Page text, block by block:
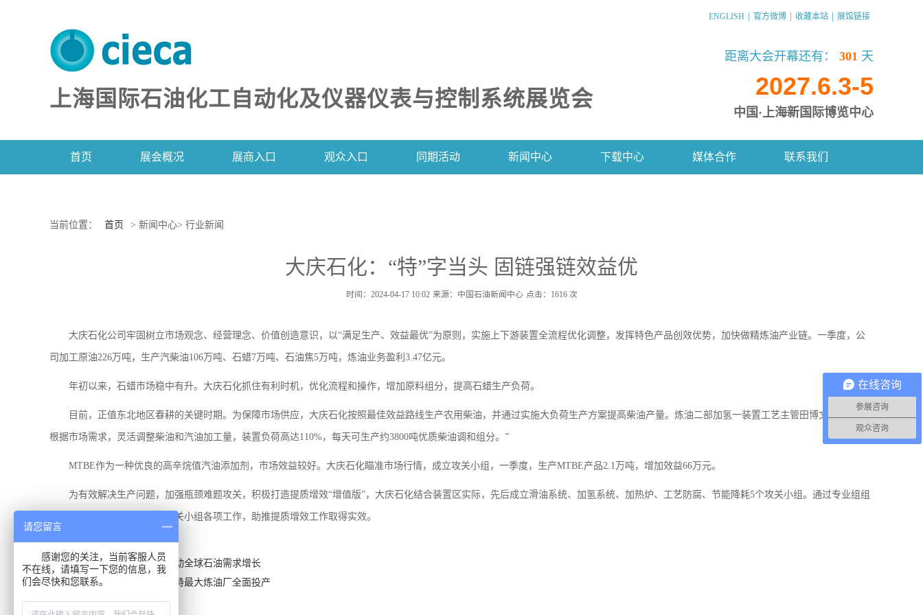
上海国际石油化工自动化及仪器仪表与控制系统展览会
ENGLISH 官方微博 收藏本站 展馆链接
距离大会开幕还有： 301 天
2027.6.3-5
中国·上海新国际博览中心
首页 展会概况 展商入口 观众入口 同期活动 新闻中心 下载中心 媒体合作 联系我们
当前位置： 首页 > 新闻中心> 行业新闻
大庆石化：“特”字当头 固链强链效益优
时间：2024-04-17 10:02 来源：中国石油新闻中心 点击： 1616 次
大庆石化公司牢固树立市场观念、经营理念、价值创造意识，以“满足生产、效益最优”为原则，实施上下游装置全流程优化调整，发挥特色产品创效优势，加快做精炼油产业链。一季度，公
司加工原油226万吨，生产汽柴油106万吨、石蜡7万吨、石油焦5万吨，炼油业务盈利3.47亿元。
年初以来，石蜡市场稳中有升。大庆石化抓住有利时机，优化流程和操作，增加原料组分，提高石蜡生产负荷。
目前，正值东北地区春耕的关键时期。为保障市场供应，大庆石化按照最佳效益路线生产农用柴油，并通过实施大负荷生产方案提高柴油产量。炼油二部加氢一装置工艺主管田博文说：“我们
根据市场需求，灵活调整柴油和汽油加工量，装置负荷高达110%，每天可生产约3800吨优质柴油调和组分。”
MTBE作为一种优良的高辛烷值汽油添加剂，市场效益较好。大庆石化瞄准市场行情，成立攻关小组，一季度，生产MTBE产品2.1万吨，增加效益66万元。
为有效解决生产问题，加强瓶颈难题攻关，积极打造提质增效“增值版”，大庆石化结合装置区实际，先后成立滑油系统、加氢系统、加热炉、工艺防腐、节能降耗5个攻关小组。通过专业组组
织、装置区参与，整体推进攻关小组各项工作，助推提质增效工作取得实效。
上一篇：中国石化行业发展推动全球石油需求增长
下一篇：中企参与建设的科威特最大炼油厂全面投产
在线咨询
参展咨询
观众咨询
请您留言
感谢您的关注，当前客服人员
不在线，请填写一下您的信息，我
们会尽快和您联系。